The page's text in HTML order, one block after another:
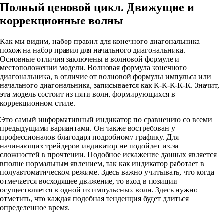
Полный ценовой цикл. Движущие и
коррекционные волны
Как мы видим, набор правил для конечного диагональника
похож на набор правил для начального диагональника.
Основные отличия заключены в волновой формуле и
местоположении модели. Волновая формула конечного
диагональника, в отличие от волновой формулы импульса или
начального диагональника, записывается как К-К-К-К-К. Значит,
эта модель состоит из пяти волн, формирующихся в
коррекционном стиле.
Это самый информативный индикатор по сравнению со всеми
предыдущими вариантами. Он также востребован у
профессионалов благодаря подробному графику. Для
начинающих трейдеров индикатор не подойдет из-за
сложностей в прочтении. Подобное искажение данных является
вполне нормальным явлением, так как индикатор работает в
полуавтоматическом режиме. Здесь важно учитывать, что когда
отмечается восходящее движение, то вход в позиции
осуществляется в одной из импульсных волн. Здесь нужно
отметить, что каждая подобная тенденция будет длиться
определенное время.